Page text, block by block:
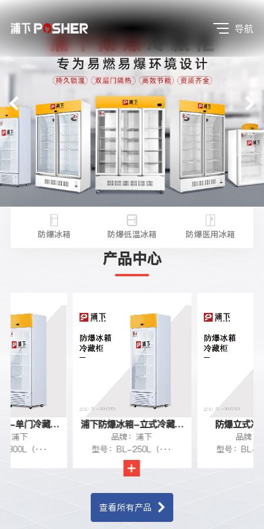
导航
防爆冰箱 防爆低温冰箱 防爆医用冰箱
产品中心
-单门冷藏柜
：浦下
300L（···
浦下防爆冰箱-立式冷藏柜
250L
品牌：浦下
型号：BL-250L（···
防爆立式冷
品牌：
型号：BL-
查看所有产品